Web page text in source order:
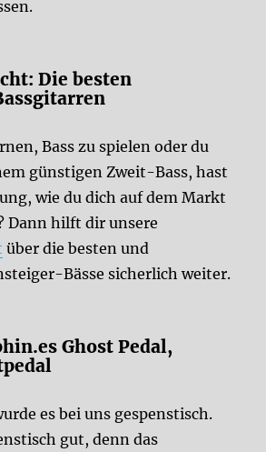
Die besten
Bass zu spielen oder du
günstigen Zweit-Bass, hast
wie du dich auf dem Markt
Dann hilft dir unsere
über die besten und
Bässe sicherlich weiter.
Ghost Pedal,
es bei uns gespenstisch.
gut, denn das